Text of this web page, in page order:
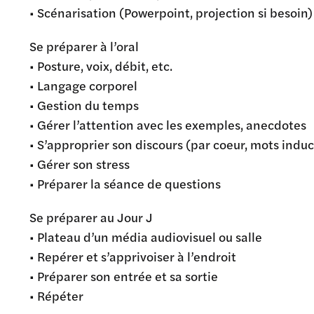
• Scénarisation (Powerpoint, projection si besoin)
Se préparer à l’oral
• Posture, voix, débit, etc.
• Langage corporel
• Gestion du temps
• Gérer l’attention avec les exemples, anecdotes
• S’approprier son discours (par coeur, mots
• Gérer son stress
• Préparer la séance de questions
Se préparer au Jour J
• Plateau d’un média audiovisuel ou salle
• Repérer et s’apprivoiser à l’endroit
• Préparer son entrée et sa sortie
• Répéter